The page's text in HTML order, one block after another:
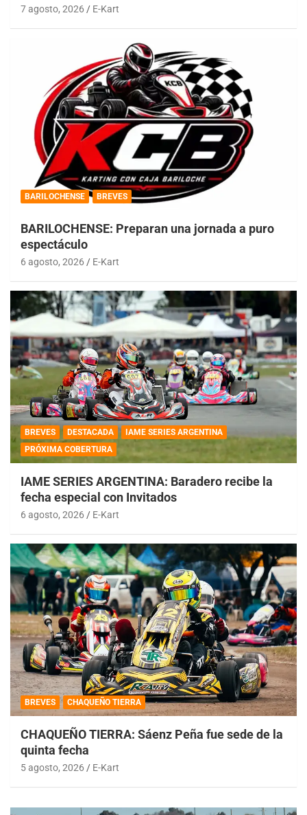
7 agosto, 2026 E-Kart
BARILOCHENSE BREVES
BARILOCHENSE: Preparan una jornada a puro
espectáculo
6 agosto, 2026 E-Kart
BREVES DESTACADA
IAME SERIES ARGENTINA
PRÓXIMA COBERTURA
IAME SERIES ARGENTINA: Baradero recibe la
fecha especial con Invitados
6 agosto, 2026 E-Kart
BREVES CHAQUEÑO TIERRA
CHAQUEÑO TIERRA: Sáenz Peña fue sede de la
quinta fecha
5 agosto, 2026 E-Kart